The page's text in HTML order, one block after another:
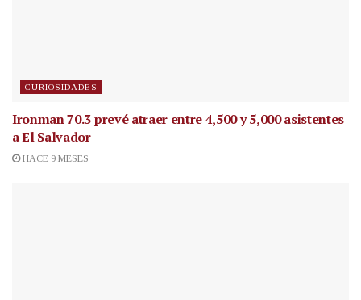
CURIOSIDADES
Ironman 70.3 prevé atraer entre 4,500 y 5,000 asistentes
a El Salvador
HACE 9 MESES